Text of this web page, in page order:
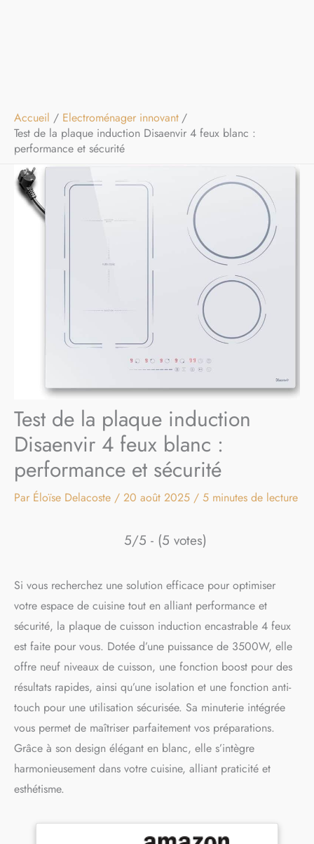
Accueil
Electroménager innovant
Test de la plaque induction Disaenvir 4 feux blanc :
performance et sécurité
Test de la plaque induction
Disaenvir 4 feux blanc :
performance et sécurité
Par Éloïse Delacoste / 20 août 2025 / 5 minutes de lecture
5/5 - (5 votes)
Si vous recherchez une solution efficace pour optimiser
votre espace de cuisine tout en alliant performance et
sécurité, la plaque de cuisson induction encastrable 4 feux
est faite pour vous. Dotée d’une puissance de 3500W, elle
offre neuf niveaux de cuisson, une fonction boost pour des
résultats rapides, ainsi qu’une isolation et une fonction anti-
touch pour une utilisation sécurisée. Sa minuterie intégrée
vous permet de maîtriser parfaitement vos préparations.
Grâce à son design élégant en blanc, elle s’intègre
harmonieusement dans votre cuisine, alliant praticité et
esthétisme.